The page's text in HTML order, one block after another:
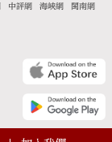
中評網 海峽網
閩南網